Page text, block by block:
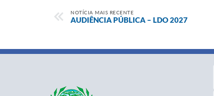
NOTÍCIA MAIS RECENTE
AUDIÊNCIA PÚBLICA – LDO 2027